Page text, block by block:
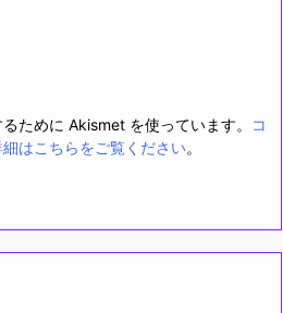
ために Akismet を使っています。
コ
はこちらをご覧ください。